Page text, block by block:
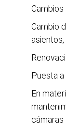
Cambios
Cambio
Puesta
En
cámaras